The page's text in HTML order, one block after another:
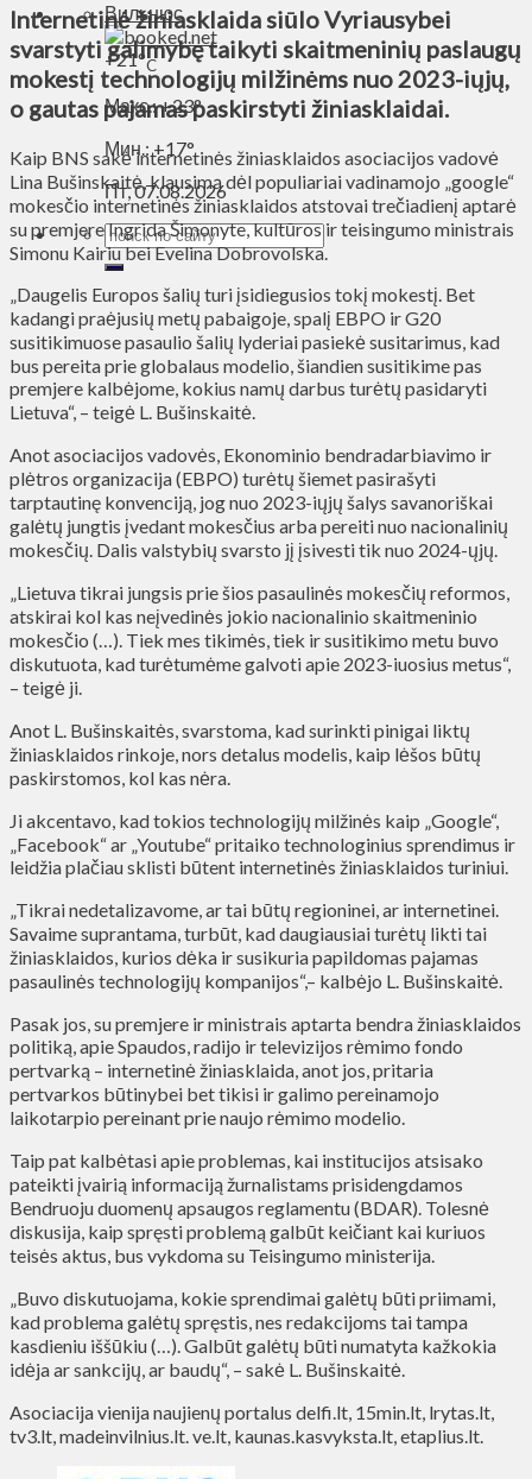
Вильнюс
+21°C
Макс.:+23°
Мин.:+17°
Пт, 07.08.2026
Internetinė žiniasklaida siūlo Vyriausybei
svarstyti galimybę taikyti skaitmeninių paslaugų
mokestį technologijų milžinėms nuo 2023-iųjų,
o gautas pajamas paskirstyti žiniasklaidai.
Kaip BNS sakė internetinės žiniasklaidos asociacijos vadovė
Lina Bušinskaitė, klausimą dėl populiariai vadinamojo „google“
mokesčio internetinės žiniasklaidos atstovai trečiadienį aptarė
su premjere Ingrida Šimonyte, kultūros ir teisingumo ministrais
Simonu Kairiu bei Evelina Dobrovolska.
„Daugelis Europos šalių turi įsidiegusios tokį mokestį. Bet
kadangi praėjusių metų pabaigoje, spalį EBPO ir G20
susitikimuose pasaulio šalių lyderiai pasiekė susitarimus, kad
bus pereita prie globalaus modelio, šiandien susitikime pas
premjere kalbėjome, kokius namų darbus turėtų pasidaryti
Lietuva“, – teigė L. Bušinskaitė.
Anot asociacijos vadovės, Ekonominio bendradarbiavimo ir
plėtros organizacija (EBPO) turėtų šiemet pasirašyti
tarptautinę konvenciją, jog nuo 2023-iųjų šalys savanoriškai
galėtų jungtis įvedant mokesčius arba pereiti nuo nacionalinių
mokesčių. Dalis valstybių svarsto jį įsivesti tik nuo 2024-ųjų.
„Lietuva tikrai jungsis prie šios pasaulinės mokesčių reformos,
atskirai kol kas neįvedinės jokio nacionalinio skaitmeninio
mokesčio (…). Tiek mes tikimės, tiek ir susitikimo metu buvo
diskutuota, kad turėtumėme galvoti apie 2023-iuosius metus“,
– teigė ji.
Anot L. Bušinskaitės, svarstoma, kad surinkti pinigai liktų
žiniasklaidos rinkoje, nors detalus modelis, kaip lėšos būtų
paskirstomos, kol kas nėra.
Ji akcentavo, kad tokios technologijų milžinės kaip „Google“,
„Facebook“ ar „Youtube“ pritaiko technologinius sprendimus ir
leidžia plačiau sklisti būtent internetinės žiniasklaidos turiniui.
„Tikrai nedetalizavome, ar tai būtų regioninei, ar internetinei.
Savaime suprantama, turbūt, kad daugiausiai turėtų likti tai
žiniasklaidos, kurios dėka ir susikuria papildomas pajamas
pasaulinės technologijų kompanijos“,– kalbėjo L. Bušinskaitė.
Pasak jos, su premjere ir ministrais aptarta bendra žiniasklaidos
politiką, apie Spaudos, radijo ir televizijos rėmimo fondo
pertvarką – internetinė žiniasklaida, anot jos, pritaria
pertvarkos būtinybei bet tikisi ir galimo pereinamojo
laikotarpio pereinant prie naujo rėmimo modelio.
Taip pat kalbėtasi apie problemas, kai institucijos atsisako
pateikti įvairią informaciją žurnalistams prisidengdamos
Bendruoju duomenų apsaugos reglamentu (BDAR). Tolesnė
diskusija, kaip spręsti problemą galbūt keičiant kai kuriuos
teisės aktus, bus vykdoma su Teisingumo ministerija.
„Buvo diskutuojama, kokie sprendimai galėtų būti priimami,
kad problema galėtų spręstis, nes redakcijoms tai tampa
kasdieniu iššūkiu (…). Galbūt galėtų būti numatyta kažkokia
idėja ar sankcijų, ar baudų“, – sakė L. Bušinskaitė.
Asociacija vienija naujienų portalus delfi.lt, 15min.lt, lrytas.lt,
tv3.lt, madeinvilnius.lt. ve.lt, kaunas.kasvyksta.lt, etaplius.lt.